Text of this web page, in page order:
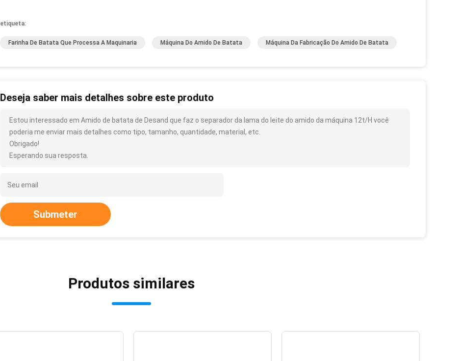
etiqueta:
Farinha De Batata Que Processa A Maquinaria Máquina Do Amido De Batata Máquina Da Fabricação Do Amido De Batata
Deseja saber mais detalhes sobre este produto
Estou interessado em Amido de batata de Desand que faz o separador da lama do leite do amido da máquina 12t/H você
poderia me enviar mais detalhes como tipo, tamanho, quantidade, material, etc.
Obrigado!
Esperando sua resposta.
Submeter
Produtos similares